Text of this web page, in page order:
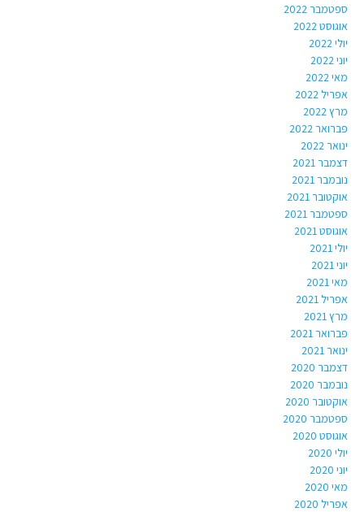
ספטמבר 2022
אוגוסט 2022
יולי 2022
יוני 2022
מאי 2022
אפריל 2022
מרץ 2022
פברואר 2022
ינואר 2022
דצמבר 2021
נובמבר 2021
אוקטובר 2021
ספטמבר 2021
אוגוסט 2021
יולי 2021
יוני 2021
מאי 2021
אפריל 2021
מרץ 2021
פברואר 2021
ינואר 2021
דצמבר 2020
נובמבר 2020
אוקטובר 2020
ספטמבר 2020
אוגוסט 2020
יולי 2020
יוני 2020
מאי 2020
אפריל 2020